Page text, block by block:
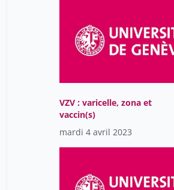
VZV : varicelle, zona et
vaccin(s)
mardi 4 avril 2023